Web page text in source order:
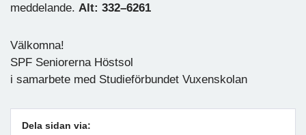
meddelande. Alt: 332–6261
Välkomna!
SPF Seniorerna Höstsol
i samarbete med Studieförbundet Vuxenskolan
Dela sidan via: